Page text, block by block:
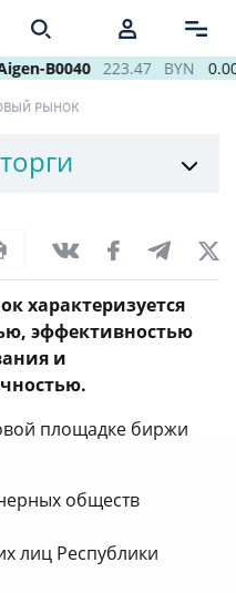
B0040 223.47 BYN
РЫНОК
характеризуется
эффективностью
и
площадке биржи
обществ
лиц Республики